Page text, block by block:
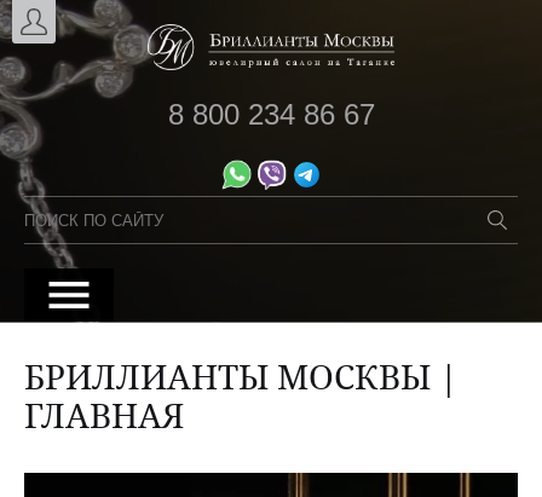
8 800 234 86 67
БРИЛЛИАНТЫ МОСКВЫ |
ГЛАВНАЯ